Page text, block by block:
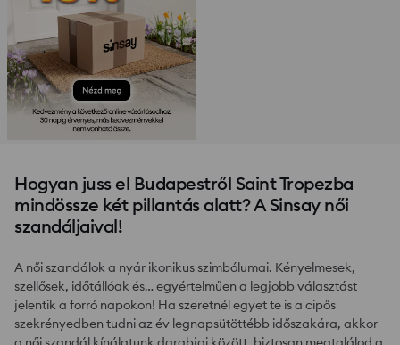
Hogyan juss el Budapestről Saint Tropezba
mindössze két pillantás alatt? A Sinsay női
szandáljaival!
A női szandálok a nyár ikonikus szimbólumai. Kényelmesek,
szellősek, időtállóak és… egyértelműen a legjobb választást
jelentik a forró napokon! Ha szeretnél egyet te is a cipős
szekrényedben tudni az év legnapsütöttébb időszakára, akkor